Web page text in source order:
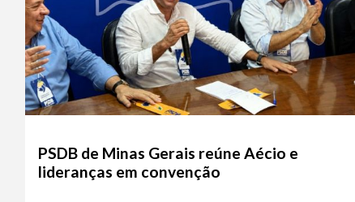
PSDB de Minas Gerais reúne Aécio e
lideranças em convenção